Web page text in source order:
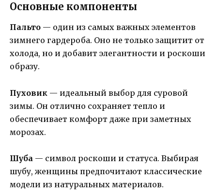
Основные компоненты
Пальто — один из самых важных элементов
зимнего гардероба. Оно не только защитит от
холода, но и добавит элегантности и роскоши
образу.
Пуховик — идеальный выбор для суровой
зимы. Он отлично сохраняет тепло и
обеспечивает комфорт даже при заметных
морозах.
Шуба — символ роскоши и статуса. Выбирая
шубу, женщины предпочитают классические
модели из натуральных материалов.